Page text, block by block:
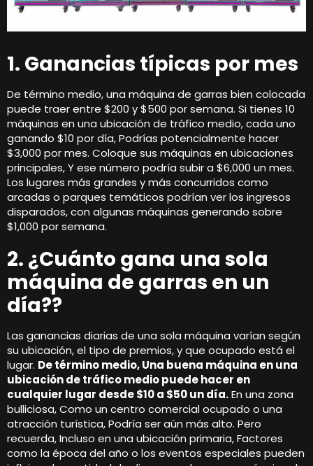
1. Ganancias típicas por mes
De término medio, una máquina de garras bien colocada
puede traer entre $200 y $500 por semana. Si tienes 10
máquinas en una ubicación de tráfico medio, cada uno
ganando $10 por día, Podrías potencialmente hacer
$3,000 por mes. Coloque sus máquinas en ubicaciones
principales, Y ese número podría subir a $6,000 un mes.
Los lugares más grandes y más concurridos como
arcadas o parques temáticos podrían ver los ingresos
disparados, con algunas máquinas generando sobre
$1,000 por semana.
2. ¿Cuánto gana una sola
máquina de garras en un
día??
Las ganancias diarias de una sola máquina varían según
su ubicación, el tipo de premios, y que ocupado está el
lugar. De término medio, Una buena máquina en una
ubicación de tráfico medio puede hacer en
cualquier lugar desde $10 a $50 un día.En una zona
bulliciosa, Como un centro comercial ocupado o una
atracción turística, Podría ser aún más alto. Pero
recuerda, Incluso en una ubicación primaria, Factores
como la época del año o los eventos especiales pueden